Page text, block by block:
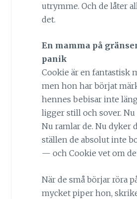
utrymme. Och de låter
det.
En mamma på
panik
Cookie är en fantastisk
men hon har börjat
hennes bebisar inte
ligger still och sover. Nu
Nu ramlar de. Nu dyker
ställen de absolut inte
— och Cookie vet om
När de små börjar röra
mycket piper hon,